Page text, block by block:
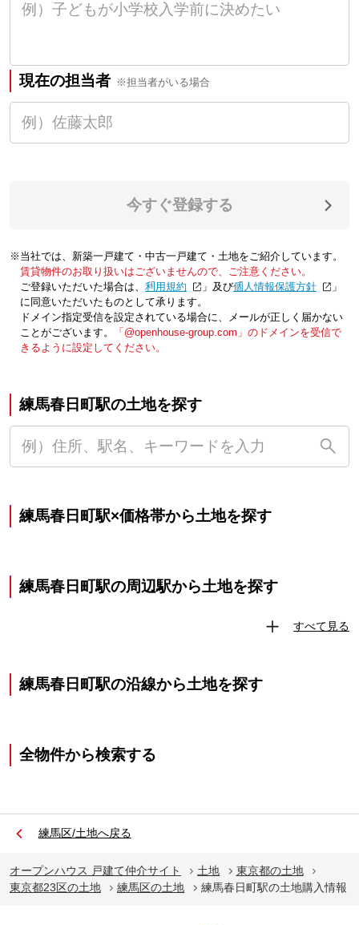
現在の担当者 ※担当者がいる場合
今すぐ登録する
※当社では、新築一戸建て・中古一戸建て・土地をご紹介しています。
賃貸物件のお取り扱いはございませんので、ご注意ください。
ご登録いただいた場合は、「利用規約 」及び「個人情報保護方針
」
に同意いただいたものとして承ります。
ドメイン指定受信を設定されている場合に、メールが正しく届かない
ことがございます。
「@openhouse-group.com」のドメインを受信で
きるように設定してください。
練馬春日町駅の土地を探す
練馬春日町駅×価格帯から土地を探す
練馬春日町駅の周辺駅から土地を探す
すべて見る
練馬春日町駅の沿線から土地を探す
全物件から検索する
練馬区/土地へ戻る
オープンハウス 戸建て仲介サイト 土地
東京都の土地
東京都23区の土地
練馬区の土地 練馬春日町駅の土地購入情報